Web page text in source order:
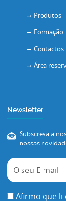
Produtos
Formação
Contactos
Área
Newsletter
Subscreva a
nossas
Afirmo que li